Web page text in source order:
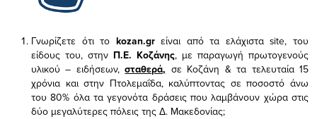
Γνωρίζετε ότι το kozan.gr είναι από τα ελάχισταsite, του
είδους του, στην Π.Ε. Κοζάνης, με παραγωγή πρωτογενούς
υλικού – ειδήσεων,σταθερά, σε Κοζάνη & τα τελευταία 15
χρόνια και στην Πτολεμαΐδα, καλύπτοντας σε ποσοστό άνω
του 80% όλα τα γεγονότα δράσεις που λαμβάνουν χώρα στις
δύο μεγαλύτερες πόλεις της Δ. Μακεδονίας;